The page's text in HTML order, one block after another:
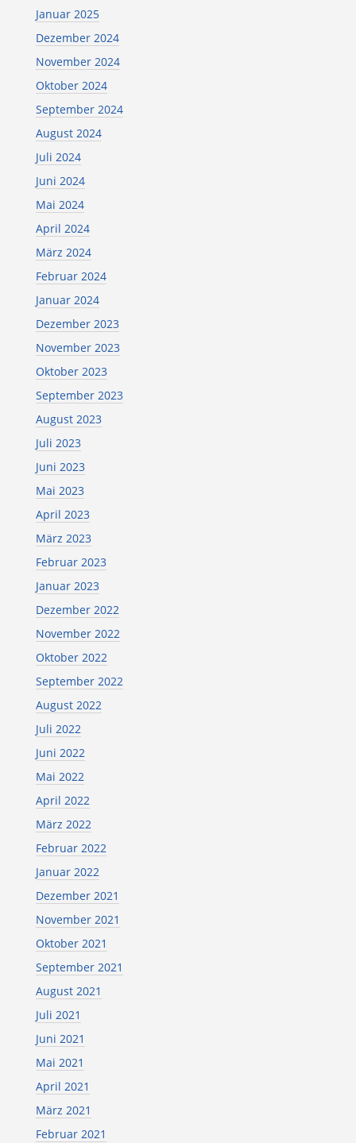
Januar 2025
Dezember 2024
November 2024
Oktober 2024
September 2024
August 2024
Juli 2024
Juni 2024
Mai 2024
April 2024
März 2024
Februar 2024
Januar 2024
Dezember 2023
November 2023
Oktober 2023
September 2023
August 2023
Juli 2023
Juni 2023
Mai 2023
April 2023
März 2023
Februar 2023
Januar 2023
Dezember 2022
November 2022
Oktober 2022
September 2022
August 2022
Juli 2022
Juni 2022
Mai 2022
April 2022
März 2022
Februar 2022
Januar 2022
Dezember 2021
November 2021
Oktober 2021
September 2021
August 2021
Juli 2021
Juni 2021
Mai 2021
April 2021
März 2021
Februar 2021